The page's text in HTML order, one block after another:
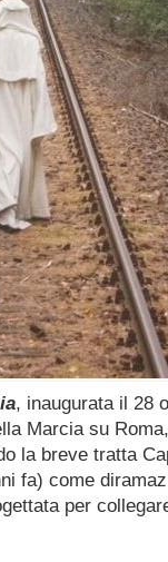
, inaugurata il 28
Marcia su
la breve tratta
fa) come
per